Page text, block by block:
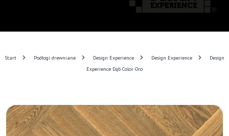
Start Podłogi drewniane Design Experience Design Experience
Design
Experience Dąb Color Oro